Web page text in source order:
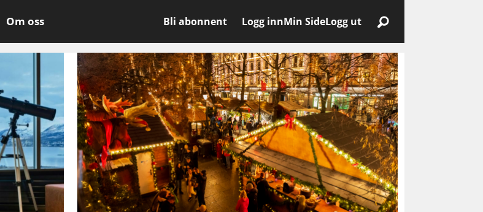
Om oss Bli abonnent Logg innMin SideLogg ut